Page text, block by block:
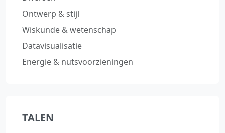
Ontwerp & stijl
Wiskunde & wetenschap
Datavisualisatie
Energie & nutsvoorzieningen
TALEN